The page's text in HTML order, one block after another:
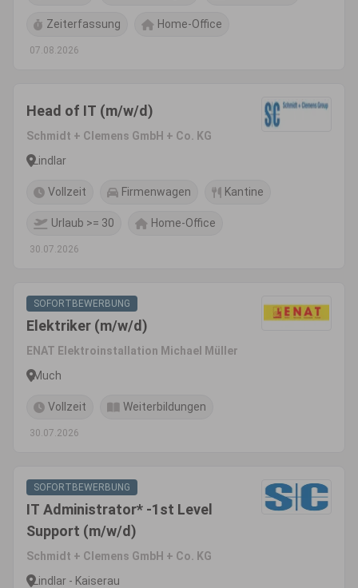
Zeiterfassung Home-Office
07.08.2026
Head of IT (m/w/d)
Schmidt + Clemens GmbH + Co. KG
Lindlar
Vollzeit Firmenwagen Kantine
Urlaub >= 30 Home-Office
30.07.2026
SOFORTBEWERBUNG
Elektriker (m/w/d)
ENAT Elektroinstallation Michael Müller
Much
Vollzeit Weiterbildungen
30.07.2026
SOFORTBEWERBUNG
IT Administrator* -1st Level
Support (m/w/d)
Schmidt + Clemens GmbH + Co. KG
Lindlar - Kaiserau